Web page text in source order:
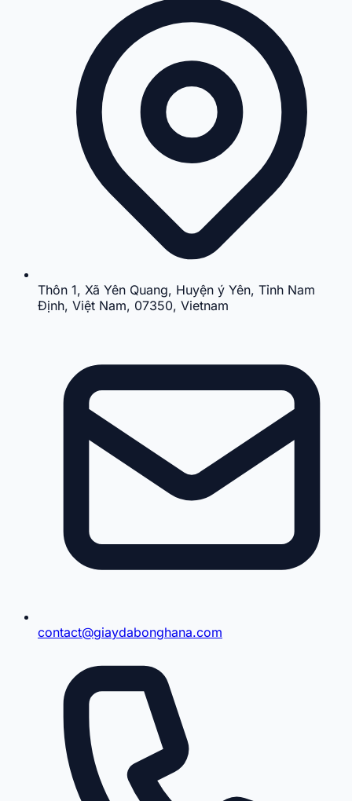
Thôn 1, Xã Yên Quang, Huyện ý Yên, Tỉnh Nam
Định, Việt Nam, 07350, Vietnam
contact@giaydabonghana.com